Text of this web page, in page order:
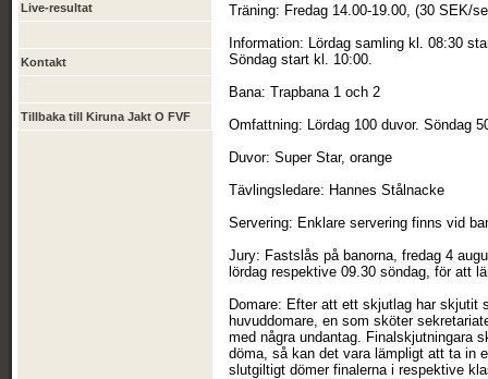
Live-resultat
Kontakt
Tillbaka till Kiruna Jakt O FVF
Träning: Fredag 14.00-19.00, (30 SEK/
Information: Lördag samling kl. 08:30
Söndag start kl. 10:00.
Bana: Trapbana 1 och 2
Omfattning: Lördag 100 duvor. Söndag
Duvor: Super Star, orange
Tävlingsledare: Hannes Stålnacke
Servering: Enklare servering finns vid
Jury: Fastslås på banorna, fredag 4
lördag respektive 09.30 söndag, för att
Domare: Efter att ett skjutlag har skjutit
huvuddomare, en som sköter
med några undantag. Finalskjutningara
döma, så kan det vara lämpligt att ta in
slutgiltigt dömer finalerna i respektive